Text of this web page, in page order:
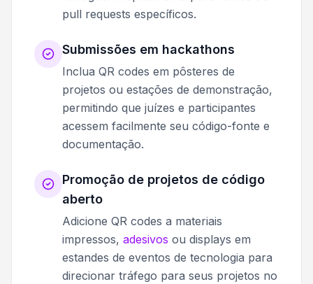
pull requests específicos.
Submissões em hackathons
Inclua QR codes em pôsteres de
projetos ou estações de demonstração,
permitindo que juízes e participantes
acessem facilmente seu código-fonte e
documentação.
Promoção de projetos de código
aberto
Adicione QR codes a materiais
impressos, adesivos ou displays em
estandes de eventos de tecnologia para
direcionar tráfego para seus projetos no